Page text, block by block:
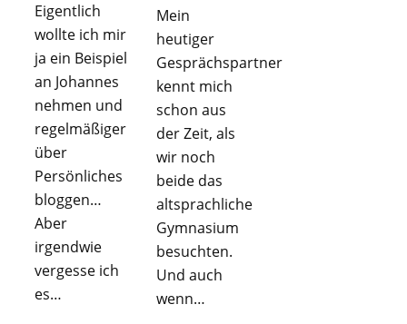
Eigentlich
wollte ich mir
ja ein Beispiel
an Johannes
nehmen und
regelmäßiger
über
Persönliches
bloggen…
Aber
irgendwie
vergesse ich
es…
Mein
heutiger
Gesprächspartner
kennt mich
schon aus
der Zeit, als
wir noch
beide das
altsprachliche
Gymnasium
besuchten.
Und auch
wenn…